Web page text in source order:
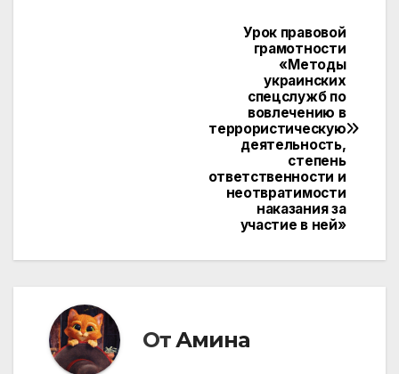
Урок правовой
грамотности
«Методы
украинских
спецслужб по
вовлечению в
террористическую
деятельность,
степень
ответственности и
неотвратимости
наказания за
участие в ней»
ОтАмина